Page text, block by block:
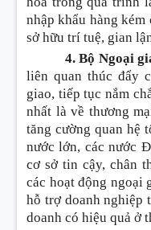
nhập khẩu hàng
sở hữu trí tuệ, gian
4. Bộ Ngoại
liên quan thúc đẩy
giao, tiếp tục nắm
nhất là về thương
tăng cường quan hệ
nước lớn, các nước
cơ sở tin cậy, chân
các hoạt động ngoại
hỗ trợ doanh nghiệp
doanh có hiệu quả ở